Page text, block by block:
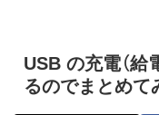
USB の充電（給
るのでまとめて